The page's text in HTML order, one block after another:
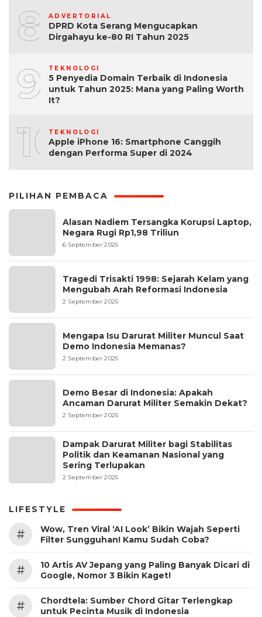
8 ADVERTORIAL
DPRD Kota Serang Mengucapkan
Dirgahayu ke-80 RI Tahun 2025
9 TEKNOLOGI
5 Penyedia Domain Terbaik di Indonesia
untuk Tahun 2025: Mana yang Paling Worth
It?
10TEKNOLOGI
Apple iPhone 16: Smartphone Canggih
dengan Performa Super di 2024
PILIHAN PEMBACA
Alasan Nadiem Tersangka Korupsi Laptop,
Negara Rugi Rp1,98 Triliun
6 September 2025
Tragedi Trisakti 1998: Sejarah Kelam yang
Mengubah Arah Reformasi Indonesia
2 September 2025
Mengapa Isu Darurat Militer Muncul Saat
Demo Indonesia Memanas?
2 September 2025
Demo Besar di Indonesia: Apakah
Ancaman Darurat Militer Semakin Dekat?
2 September 2025
Dampak Darurat Militer bagi Stabilitas
Politik dan Keamanan Nasional yang
Sering Terlupakan
2 September 2025
LIFESTYLE
#
Wow, Tren Viral ‘AI Look’ Bikin Wajah Seperti
Filter Sungguhan! Kamu Sudah Coba?
#
10 Artis AV Jepang yang Paling Banyak Dicari di
Google, Nomor 3 Bikin Kaget!
#
Chordtela: Sumber Chord Gitar Terlengkap
untuk Pecinta Musik di Indonesia